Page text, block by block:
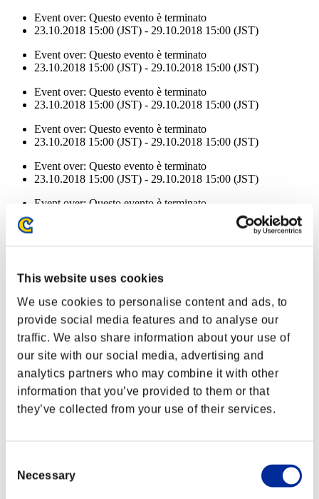
This website uses cookies
We use cookies to personalise content and ads, to
provide social media features and to analyse our
traffic. We also share information about your use of
our site with our social media, advertising and
analytics partners who may combine it with other
information that you’ve provided to them or that
they’ve collected from your use of their services.
Selection
Necessary
Event over: Questo evento è terminato
23.10.2018 15:00 (JST) - 29.10.2018 15:00 (JST)
Event over: Questo evento è terminato
23.10.2018 15:00 (JST) - 29.10.2018 15:00 (JST)
Event over: Questo evento è terminato
23.10.2018 15:00 (JST) - 29.10.2018 15:00 (JST)
Event over: Questo evento è terminato
23.10.2018 15:00 (JST) - 29.10.2018 15:00 (JST)
Event over: Questo evento è terminato
23.10.2018 15:00 (JST) - 29.10.2018 15:00 (JST)
Event over: Questo evento è terminato
23.10.2018 15:00 (JST) - 29.10.2018 15:00 (JST)
Ricompense
Per conseguimento
Liv. personaggio: 100 o meno
Sterminatore elite
Liv. personaggio: 80 o meno
Abilità rapida
Lv.4
Liv. personaggio: 60 o meno